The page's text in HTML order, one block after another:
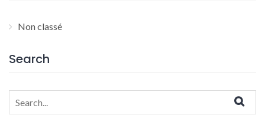
Non classé
Search
Search
for: